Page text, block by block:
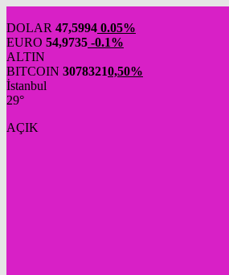
DOLAR 47,5994 0.05%
EURO 54,9735 -0.1%
ALTIN
BITCOIN 30783210,50%
İstanbul
29°
AÇIK